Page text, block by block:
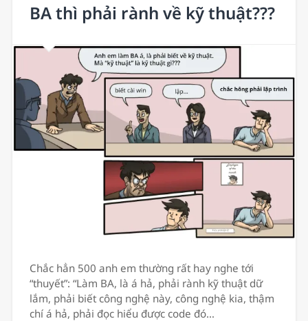
BA thì phải rành về kỹ thuật???
Chắc hẳn 500 anh em thường rất hay nghe tới
“thuyết”: “Làm BA, là á hả, phải rành kỹ thuật dữ
lắm, phải biết công nghệ này, công nghệ kia, thậm
chí á hả, phải đọc hiểu được code đó…